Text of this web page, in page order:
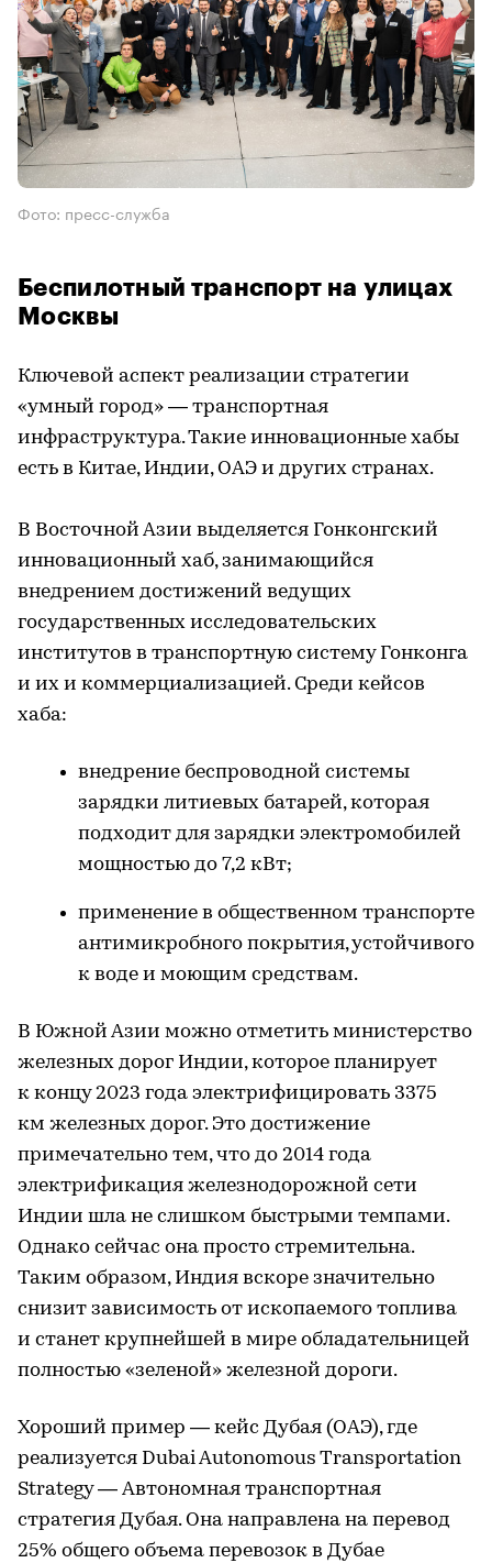
Фото: пресс-служба
Беспилотный транспорт на улицах
Москвы
Ключевой аспект реализации стратегии
«умный город» — транспортная
инфраструктура. Такие инновационные хабы
есть в Китае, Индии, ОАЭ и других странах.
В Восточной Азии выделяется Гонконгский
инновационный хаб, занимающийся
внедрением достижений ведущих
государственных исследовательских
институтов в транспортную систему Гонконга
и их и коммерциализацией. Среди кейсов
хаба:
внедрение беспроводной системы
зарядки литиевых батарей, которая
подходит для зарядки электромобилей
мощностью до 7,2 кВт;
применение в общественном транспорте
антимикробного покрытия, устойчивого
к воде и моющим средствам.
В Южной Азии можно отметить министерство
железных дорог Индии, которое планирует
к концу 2023 года электрифицировать 3375
км железных дорог. Это достижение
примечательно тем, что до 2014 года
электрификация железнодорожной сети
Индии шла не слишком быстрыми темпами.
Однако сейчас она просто стремительна.
Таким образом, Индия вскоре значительно
снизит зависимость от ископаемого топлива
и станет крупнейшей в мире обладательницей
полностью «зеленой» железной дороги.
Хороший пример — кейс Дубая (ОАЭ), где
реализуется Dubai Autonomous Transportation
Strategy — Автономная транспортная
стратегия Дубая. Она направлена на перевод
25% общего объема перевозок в Дубае